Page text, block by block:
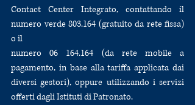
Contact Center Integrato, contattando il
numero verde 803.164 (gratuito da rete fissa)
o il
numero 06 164.164 (da rete mobile a
pagamento, in base alla tariffa applicata dai
diversi gestori), oppure utilizzando i servizi
offerti dagli Istituti di Patronato.